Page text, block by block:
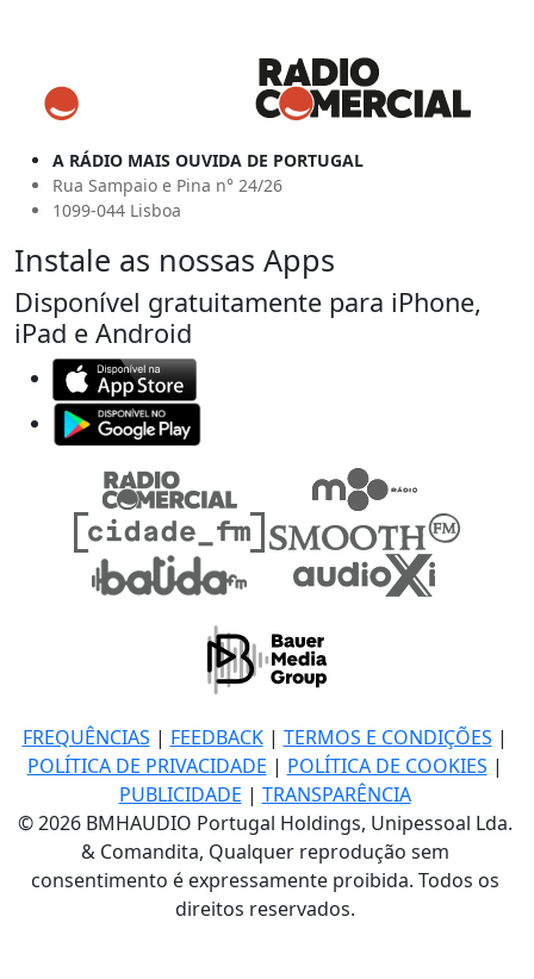
A RÁDIO MAIS OUVIDA DE PORTUGAL
Rua Sampaio e Pina n° 24/26
1099-044 Lisboa
Instale as nossas Apps
Disponível gratuitamente para iPhone,
iPad e Android
FREQUÊNCIAS | FEEDBACK| TERMOS E CONDIÇÕES |
POLÍTICA DE PRIVACIDADE | POLÍTICA DE COOKIES |
PUBLICIDADE | TRANSPARÊNCIA
© 2026 BMHAUDIO Portugal Holdings, Unipessoal Lda.
& Comandita, Qualquer reprodução sem
consentimento é expressamente proibida. Todos os
direitos reservados.